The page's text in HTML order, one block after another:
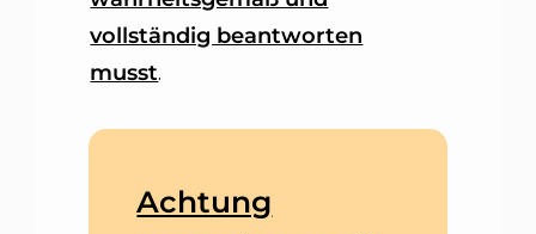
vollständig beantworten
musst.
Achtung